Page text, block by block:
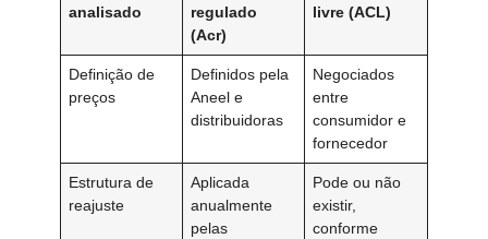
analisado
regulado
(Acr)
livre (ACL)
Definição de
preços
Definidos pela
Aneel e
distribuidoras
Negociados
entre
consumidor e
fornecedor
Estrutura de
reajuste
Aplicada
anualmente
pelas
Pode ou não
existir,
conforme